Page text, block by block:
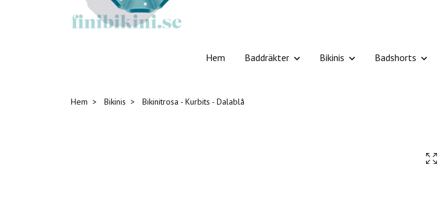
Hem Baddräkter Bikinis Badshorts
Hem Bikinis Bikinitrosa - Kurbits - Dalablå